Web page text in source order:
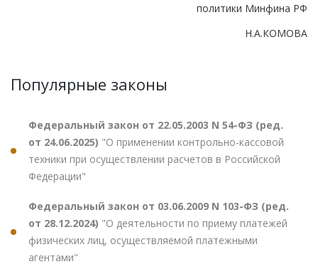
политики Минфина РФ
Н.А.КОМОВА
Популярные законы
Федеральный закон от 22.05.2003 N 54-ФЗ (ред.
от 24.06.2025) "О применении контрольно-кассовой
техники при осуществлении расчетов в Российской
Федерации"
Федеральный закон от 03.06.2009 N 103-ФЗ (ред.
от 28.12.2024) "О деятельности по приему платежей
физических лиц, осуществляемой платежными
агентами"